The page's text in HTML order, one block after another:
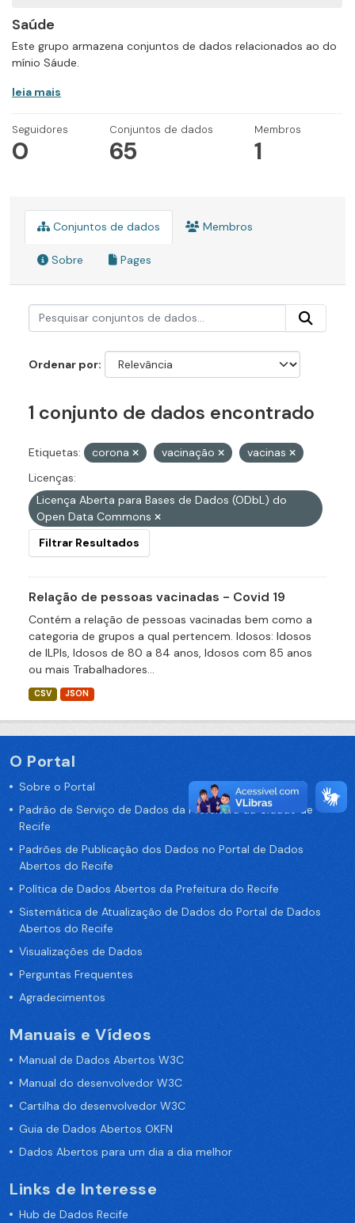
Saúde
Este grupo armazena conjuntos de dados relacionados ao do
mínio Sáude.
leia mais
Seguidores
0
Conjuntos de dados
65
Membros
1
Conjuntos de dados Membros
Sobre Pages
Ordenar por
1 conjunto de dados encontrado
Etiquetas: corona vacinação
vacinas
Licenças:
Licença Aberta para Bases de Dados (ODbL) do
Open Data Commons
Filtrar Resultados
Relação de pessoas vacinadas - Covid 19
Contém a relação de pessoas vacinadas bem como a
categoria de grupos a qual pertencem. Idosos: Idosos
de ILPIs, Idosos de 80 a 84 anos, Idosos com 85 anos
ou mais Trabalhadores...
CSV JSON
O Portal
Sobre o Portal
Padrão de Serviço de Dados da Prefeitura da Cidade de
Recife
Padrões de Publicação dos Dados no Portal de Dados
Abertos do Recife
Política de Dados Abertos da Prefeitura do Recife
Sistemática de Atualização de Dados do Portal de Dados
Abertos do Recife
Visualizações de Dados
Perguntas Frequentes
Agradecimentos
Manuais e Vídeos
Manual de Dados Abertos W3C
Manual do desenvolvedor W3C
Cartilha do desenvolvedor W3C
Guia de Dados Abertos OKFN
Dados Abertos para um dia a dia melhor
Links de Interesse
Hub de Dados Recife